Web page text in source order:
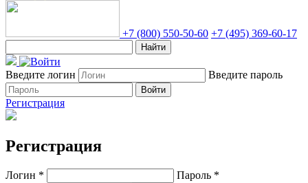
+7 (800) 550-50-60 +7 (495) 369-60-17
Найти
Введите логин Введите пароль
Войти
Регистрация
Регистрация
Логин *
Пароль *